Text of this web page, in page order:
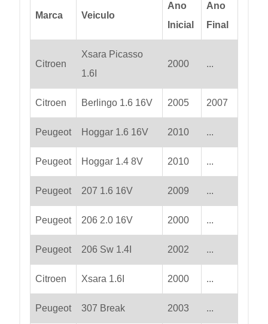
Marca Veiculo
Ano
Inicial
Ano
Final
Citroen
Xsara Picasso
1.6I
2000 ...
Citroen Berlingo 1.6 16V 2005 2007
Peugeot Hoggar 1.6 16V 2010 ...
Peugeot Hoggar 1.4 8V 2010 ...
Peugeot 207 1.6 16V 2009 ...
Peugeot 206 2.0 16V 2000 ...
Peugeot 206 Sw 1.4I 2002 ...
Citroen Xsara 1.6I 2000 ...
Peugeot 307 Break 2003 ...